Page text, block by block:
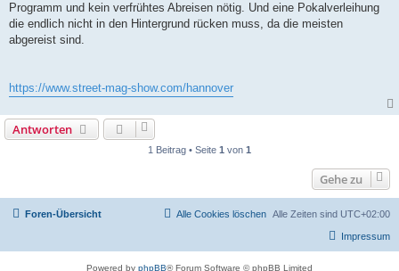
Programm und kein verfrühtes Abreisen nötig. Und eine Pokalverleihung
die endlich nicht in den Hintergrund rücken muss, da die meisten
abgereist sind.
https://www.street-mag-show.com/hannover
Antworten
1 Beitrag • Seite 1 von 1
Gehe zu
Foren-Übersicht Alle Zeiten sind UTC+02:00
Alle Cookies löschen
Impressum
Powered by phpBB® Forum Software © phpBB Limited